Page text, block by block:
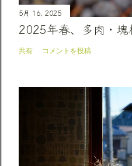
5月 16, 2025
2025年春、多肉・
共有 コメントを投稿